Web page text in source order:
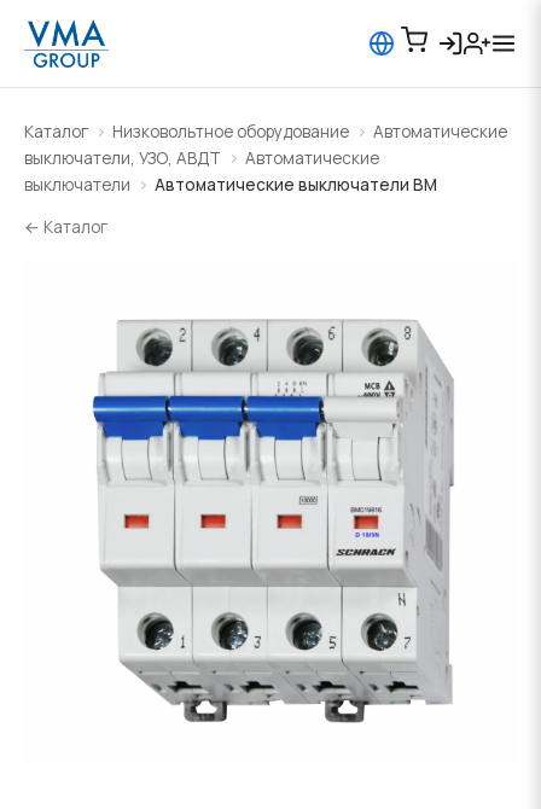
Каталог Низковольтное оборудование
Автоматические
выключатели, УЗО, АВДТ
Автоматические
выключатели
Автоматические выключатели BM
← Каталог